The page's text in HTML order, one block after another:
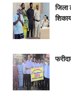
जिला